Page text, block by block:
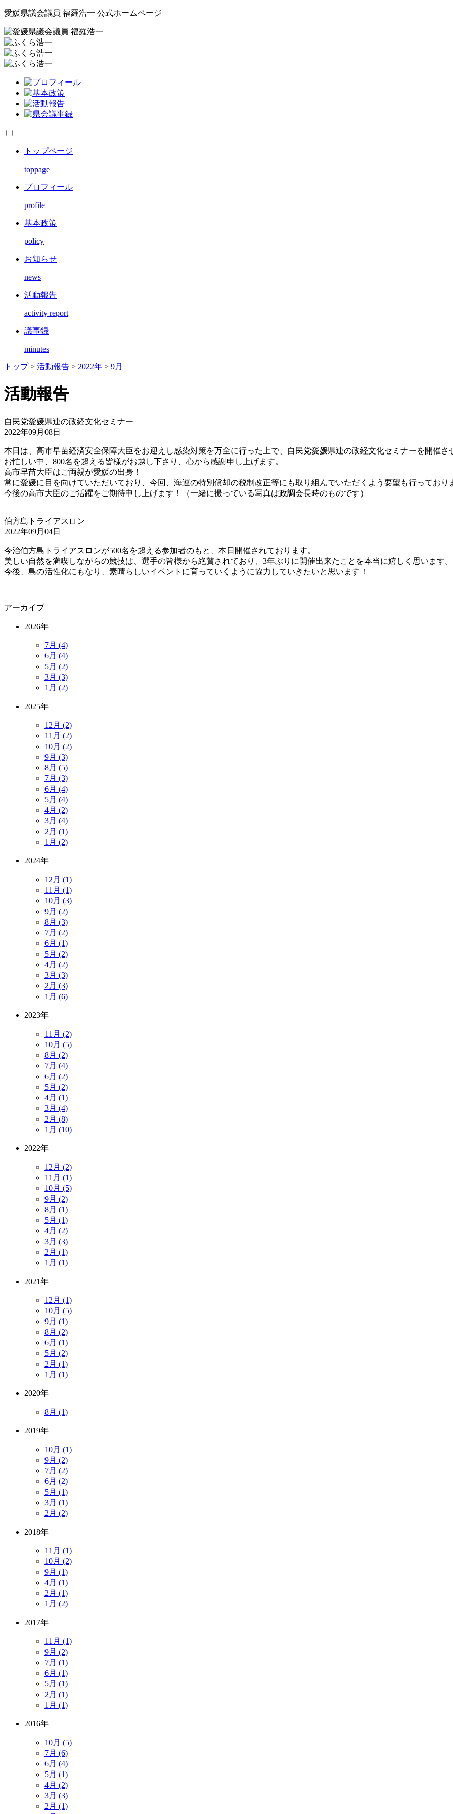
愛媛県議会議員 福羅浩一 公式ホームページ
トップページ
toppage
プロフィール
profile
基本政策
policy
お知らせ
news
活動報告
activity report
議事録
minutes
トップ> 活動報告 > 2022年 > 9月
活動報告
自民党愛媛県連の政経文化セミナー
2022年09月08日
本日は、高市早苗経済安全保障大臣をお迎えし感染対策を万全に行った上で、自民党愛媛県連の政経文化セミナーを開催さ
お忙しい中、800名を超える皆様がお越し下さり、心から感謝申し上げます。
高市早苗大臣はご両親が愛媛の出身！
常に愛媛に目を向けていただいており、今回、海運の特別償却の税制改正等にも取り組んでいただくよう要望も行っており
今後の高市大臣のご活躍をご期待申し上げます！（一緒に撮っている写真は政調会長時のものです）
伯方島トライアスロン
2022年09月04日
今治伯方島トライアスロンが500名を超える参加者のもと、本日開催されております。
美しい自然を満喫しながらの競技は、選手の皆様から絶賛されており、3年ぶりに開催出来たことを本当に嬉しく思います。
今後、島の活性化にもなり、素晴らしいイベントに育っていくように協力していきたいと思います！
アーカイブ
2026年
7月 (4)
6月 (4)
5月 (2)
3月 (3)
1月 (2)
2025年
12月 (2)
11月 (2)
10月 (2)
9月 (3)
8月 (5)
7月 (3)
6月 (4)
5月 (4)
4月 (2)
3月 (4)
2月 (1)
1月 (2)
2024年
12月 (1)
11月 (1)
10月 (3)
9月 (2)
8月 (3)
7月 (2)
6月 (1)
5月 (2)
4月 (2)
3月 (3)
2月 (3)
1月 (6)
2023年
11月 (2)
10月 (5)
8月 (2)
7月 (4)
6月 (2)
5月 (2)
4月 (1)
3月 (4)
2月 (8)
1月 (10)
2022年
12月 (2)
11月 (1)
10月 (5)
9月 (2)
8月 (1)
5月 (1)
4月 (2)
3月 (3)
2月 (1)
1月 (1)
2021年
12月 (1)
10月 (5)
9月 (1)
8月 (2)
6月 (1)
5月 (2)
2月 (1)
1月 (1)
2020年
8月 (1)
2019年
10月 (1)
9月 (2)
7月 (2)
6月 (2)
5月 (1)
3月 (1)
2月 (2)
2018年
11月 (1)
10月 (2)
9月 (1)
4月 (1)
2月 (1)
1月 (2)
2017年
11月 (1)
9月 (2)
7月 (1)
6月 (1)
5月 (1)
2月 (1)
1月 (1)
2016年
10月 (5)
7月 (6)
6月 (4)
5月 (1)
4月 (2)
3月 (3)
2月 (1)